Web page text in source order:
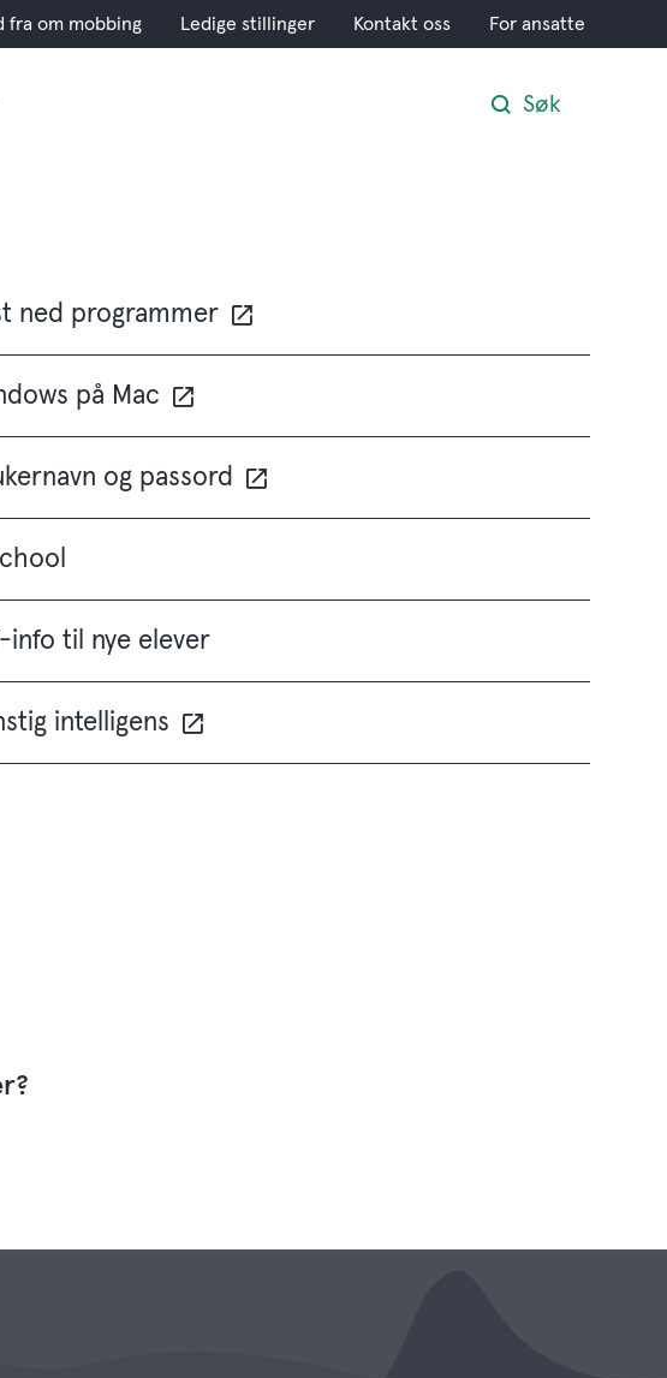
fra om mobbing Ledige stillinger Kontakt oss For ansatte
Søk
ned programmer
på Mac
og passord
info til nye elever
intelligens